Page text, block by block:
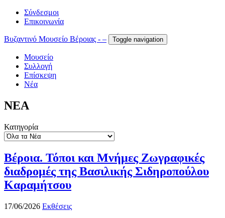
Σύνδεσμοι
Επικοινωνία
Βυζαντινό Μουσείο Βέροιας - – Toggle navigation
Μουσείο
Συλλογή
Επίσκεψη
Νέα
ΝΕΑ
Κατηγορία
Βέροια. Τόποι και Μνήμες Ζωγραφικές
διαδρομές της Βασιλικής Σιδηροπούλου
Καραμήτσου
17/06/2026 Εκθέσεις